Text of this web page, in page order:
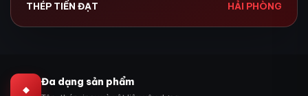
THÉP TIẾN ĐẠT HẢI PHÒNG
◆
Đa dạng sản phẩm